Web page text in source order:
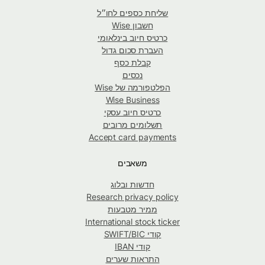
שליחת כספים לחו״ל
חשבון Wise
כרטיס חיוב בינלאומי
העברת סכום גדול
קבלת כסף
נכסים
הפלטפורמה של Wise
Wise Business
כרטיס חיוב עסקי
תשלומים מרובים
Accept card payments
משאבים
חדשות ובלוג
Research privacy policy
ממיר מטבעות
International stock ticker
קודי SWIFT/BIC
קודי IBAN
התראות שערים